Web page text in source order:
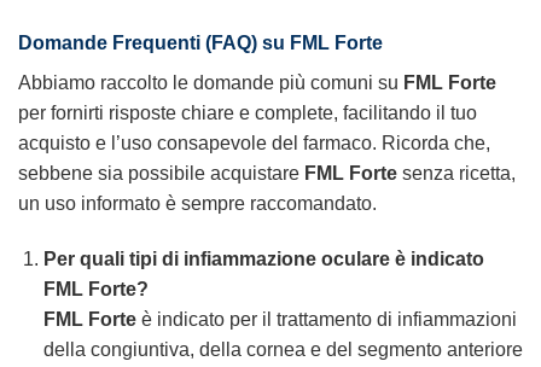
Domande Frequenti (FAQ) su FML Forte
Abbiamo raccolto le domande più comuni su FML Forte
per fornirti risposte chiare e complete, facilitando il tuo
acquisto e l’uso consapevole del farmaco. Ricorda che,
sebbene sia possibile acquistare FML Forte senza ricetta,
un uso informato è sempre raccomandato.
Per quali tipi di infiammazione oculare è indicato
FML Forte?
FML Forteè indicato per il trattamento di infiammazioni
della congiuntiva, della cornea e del segmento anteriore